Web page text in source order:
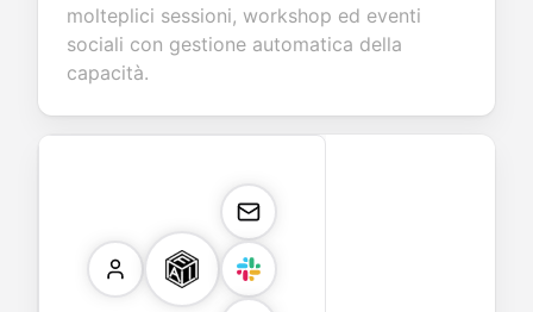
molteplici sessioni, workshop ed eventi
sociali con gestione automatica della
capacità.